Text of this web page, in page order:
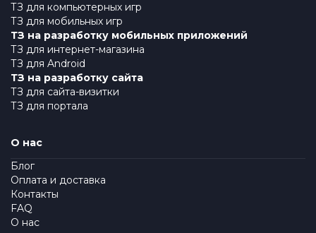
ТЗ для компьютерных игр
ТЗ для мобильных игр
ТЗ на разработку мобильных приложений
ТЗ для интернет-магазина
ТЗ для Android
ТЗ на разработку сайта
ТЗ для сайта-визитки
ТЗ для портала
О нас
Блог
Оплата и доставка
Контакты
FAQ
О нас